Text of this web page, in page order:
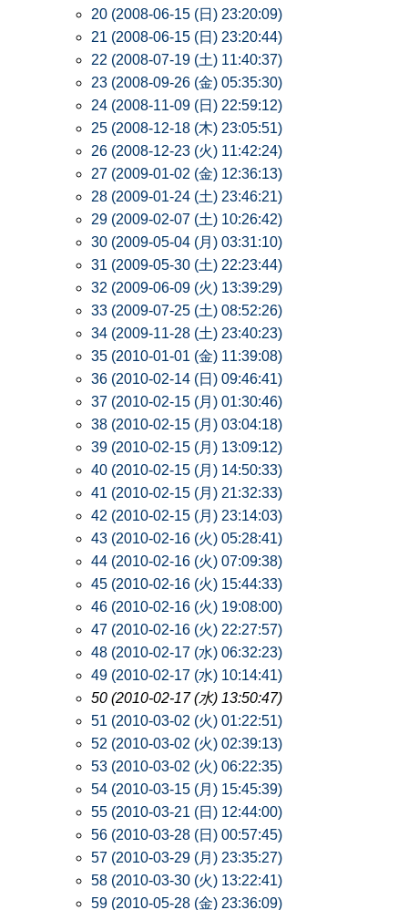
20 (2008-06-15 (日) 23:20:09)
21 (2008-06-15 (日) 23:20:44)
22 (2008-07-19 (土) 11:40:37)
23 (2008-09-26 (金) 05:35:30)
24 (2008-11-09 (日) 22:59:12)
25 (2008-12-18 (木) 23:05:51)
26 (2008-12-23 (火) 11:42:24)
27 (2009-01-02 (金) 12:36:13)
28 (2009-01-24 (土) 23:46:21)
29 (2009-02-07 (土) 10:26:42)
30 (2009-05-04 (月) 03:31:10)
31 (2009-05-30 (土) 22:23:44)
32 (2009-06-09 (火) 13:39:29)
33 (2009-07-25 (土) 08:52:26)
34 (2009-11-28 (土) 23:40:23)
35 (2010-01-01 (金) 11:39:08)
36 (2010-02-14 (日) 09:46:41)
37 (2010-02-15 (月) 01:30:46)
38 (2010-02-15 (月) 03:04:18)
39 (2010-02-15 (月) 13:09:12)
40 (2010-02-15 (月) 14:50:33)
41 (2010-02-15 (月) 21:32:33)
42 (2010-02-15 (月) 23:14:03)
43 (2010-02-16 (火) 05:28:41)
44 (2010-02-16 (火) 07:09:38)
45 (2010-02-16 (火) 15:44:33)
46 (2010-02-16 (火) 19:08:00)
47 (2010-02-16 (火) 22:27:57)
48 (2010-02-17 (水) 06:32:23)
49 (2010-02-17 (水) 10:14:41)
50 (2010-02-17 (水) 13:50:47)
51 (2010-03-02 (火) 01:22:51)
52 (2010-03-02 (火) 02:39:13)
53 (2010-03-02 (火) 06:22:35)
54 (2010-03-15 (月) 15:45:39)
55 (2010-03-21 (日) 12:44:00)
56 (2010-03-28 (日) 00:57:45)
57 (2010-03-29 (月) 23:35:27)
58 (2010-03-30 (火) 13:22:41)
59 (2010-05-28 (金) 23:36:09)